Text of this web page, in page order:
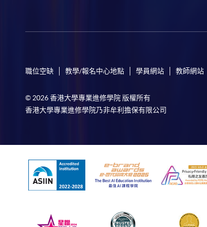
職位空缺 教學/報名中心地點 學員網站 教師網站
© 2026 香港大學專業進修學院 版權所有
香港大學專業進修學院乃非牟利擔保有限公司